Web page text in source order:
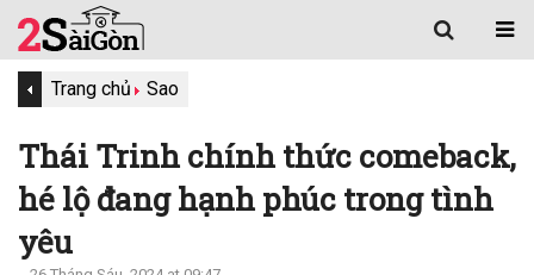
Trang chủ Sao
Thái Trinh chính thức comeback,
hé lộ đang hạnh phúc trong tình
yêu